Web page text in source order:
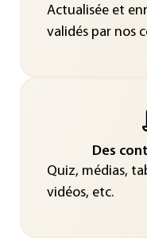
Actualisée et
validés par nos
Des
Quiz, médias,
vidéos, etc.